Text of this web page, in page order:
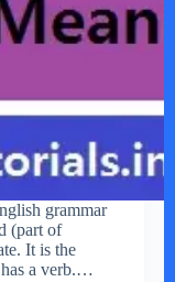
grammar
(part of
It is the
has a verb.…